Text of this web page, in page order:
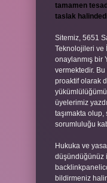
tamamen
taslak
Sitemiz, 5651
Teknolojileri ve
onaylanmış bir
vermektedir.
proaktif olarak
üyelerimiz
taşımakta
sorumluluğu
Hukuka ve
düşündüğünüz
bildirmeniz